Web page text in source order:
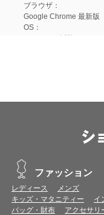
ブラウザ：
Google Chrome 最新版
OS：
Android 15以降
iOS 18以降
※上記環境範囲内であ
すので、推奨ブラウザ
＜CookieやJavaScriptに
本サービスではCookie
ファッション
レディース
メンズ
キッズ・マタニティー
イ
バッグ・財布
アクセサリ